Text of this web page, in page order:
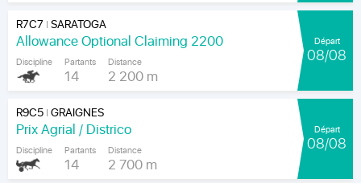
R7C7 |SARATOGA
Allowance Optional Claiming 2200
Discipline Partants
14
Distance
2 200 m
Départ
08/08
R9C5|GRAIGNES
Prix Agrial / Districo
Discipline Partants
14
Distance
2 700 m
Départ
08/08